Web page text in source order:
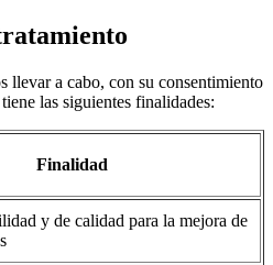
llevar a cabo, con su consentimiento
las siguientes finalidades:
Finalidad
y de calidad para la mejora de